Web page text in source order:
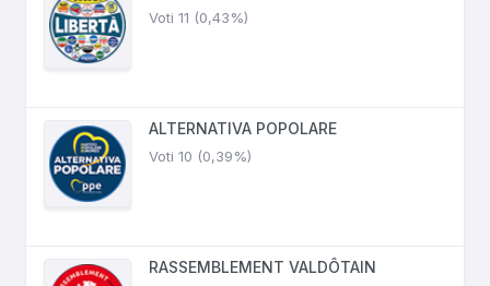
Voti 11 (0,43%)
ALTERNATIVA POPOLARE
Voti 10 (0,39%)
RASSEMBLEMENT VALDÔTAIN